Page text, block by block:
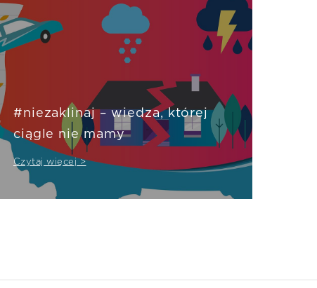
#niezaklinaj – wiedza, której
ciągle nie mamy
Czytaj więcej >